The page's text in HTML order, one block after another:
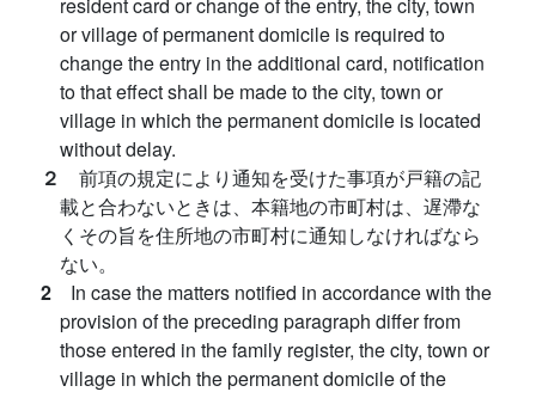
resident card or change of the entry, the city, town
or village of permanent domicile is required to
change the entry in the additional card, notification
to that effect shall be made to the city, town or
village in which the permanent domicile is located
without delay.
２ 前項の規定により通知を受けた事項が戸籍の記
載と合わないときは、本籍地の市町村は、遅滯な
くその旨を住所地の市町村に通知しなければなら
ない。
2 In case the matters notified in accordance with the
provision of the preceding paragraph differ from
those entered in the family register, the city, town or
village in which the permanent domicile of the